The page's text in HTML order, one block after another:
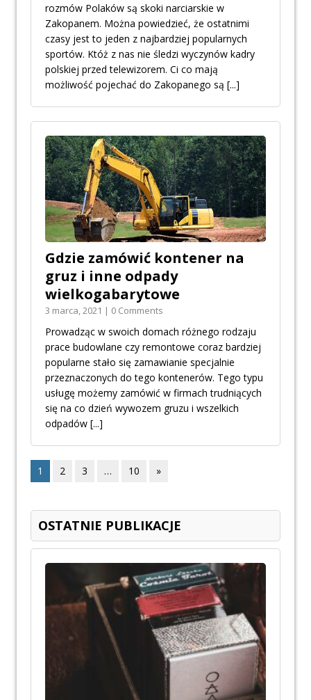
rozmów Polaków są skoki narciarskie w
Zakopanem. Można powiedzieć, że ostatnimi
czasy jest to jeden z najbardziej popularnych
sportów. Któż z nas nie śledzi wyczynów kadry
polskiej przed telewizorem. Ci co mają
możliwość pojechać do Zakopanego są [...]
Gdzie zamówić kontener na
gruz i inne odpady
wielkogabarytowe
3 marca, 2021 | 0 Comments
Prowadząc w swoich domach różnego rodzaju
prace budowlane czy remontowe coraz bardziej
popularne stało się zamawianie specjalnie
przeznaczonych do tego kontenerów. Tego typu
usługę możemy zamówić w firmach trudniących
się na co dzień wywozem gruzu i wszelkich
odpadów [...]
1 2 3 … 10 »
OSTATNIE PUBLIKACJE